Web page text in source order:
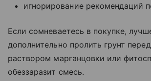
игнорирование рекомендаций
Если сомневаетесь в покупке,
дополнительно пролить грунт
раствором марганцовки или
обеззаразит смесь.